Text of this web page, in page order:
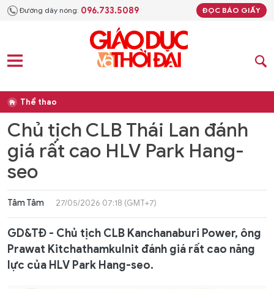
Đường dây nóng: 096.733.5089 ĐỌC BÁO GIẤY
Thể thao
Chủ tịch CLB Thái Lan đánh
giá rất cao HLV Park Hang-
seo
Tâm Tâm 27/05/2026 07:18 (GMT+7)
GD&TĐ - Chủ tịch CLB Kanchanaburi Power, ông
Prawat Kitchathamkulnit đánh giá rất cao năng
lực của HLV Park Hang-seo.